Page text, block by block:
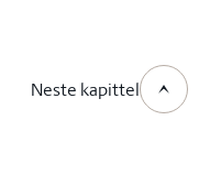
Neste kapittel